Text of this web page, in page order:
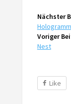
Nächster
Voriger
Nest
Like